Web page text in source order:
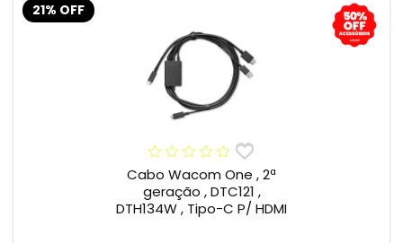
21% OFF
Cabo Wacom One , 2ª
geração , DTC121 ,
DTH134W , Tipo-C P/ HDMI